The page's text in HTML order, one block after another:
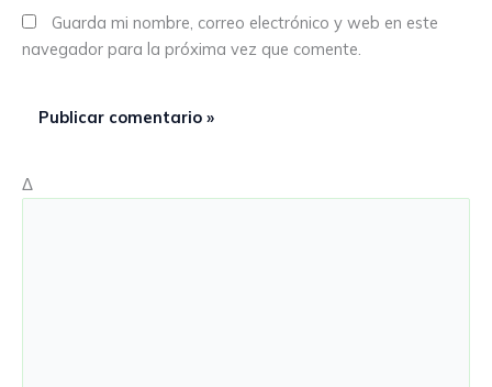
Guarda mi nombre, correo electrónico y web en este
navegador para la próxima vez que comente.
Δ